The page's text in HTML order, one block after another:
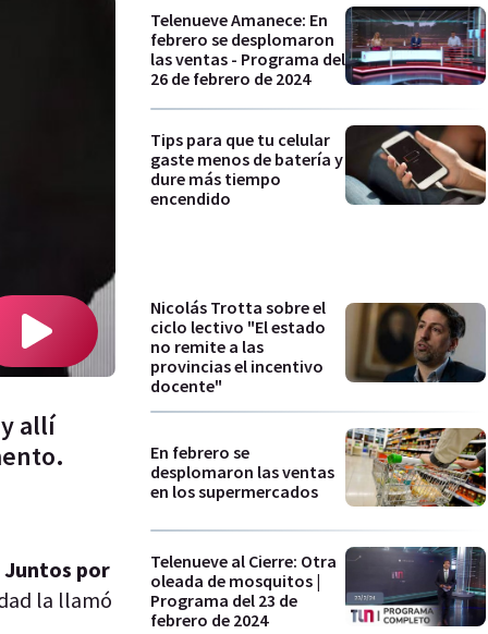
allí
Juntos por
la llamó
Telenueve Amanece: En
febrero se desplomaron
las ventas - Programa del
26 de febrero de 2024
Tips para que tu celular
gaste menos de batería y
dure más tiempo
encendido
Nicolás Trotta sobre el
ciclo lectivo "El estado
no remite a las
provincias el incentivo
docente"
En febrero se
desplomaron las ventas
en los supermercados
Telenueve al Cierre: Otra
oleada de mosquitos |
Programa del 23 de
febrero de 2024